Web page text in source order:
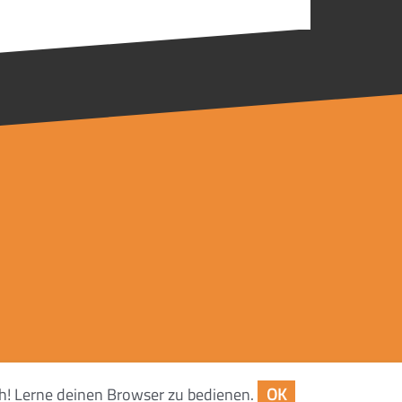
Lerne deinen Browser zu bedienen.